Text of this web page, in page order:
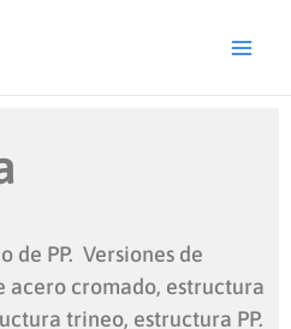
de PP. Versiones de
acero cromado, estructura
trineo, estructura PP.